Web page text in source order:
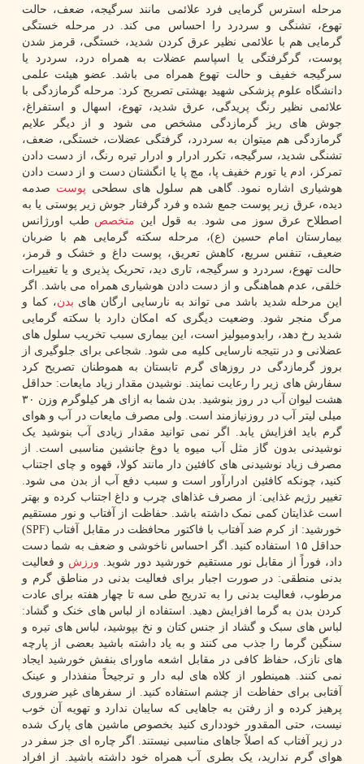
مرحله استرس گرمایی فرد علائمی مانند سرگیجه، ضعف، حالت
تهوع، تشنگی و سردرد را احساس می کند. در مرحله خستگی
گرمایی هم با علائمی نظیر عرق کردن شدید، خستگی، قرمز شدن
پوست، گرگرفتگی یا اسپاسم عضلات به همراه درد، سردرد یا
سرگیجه خفیف و حالت تهوع همراه می باشد. عضو هیئت علمی
دانشگاه علوم پزشکی شهید بهشتی تصریح کرد: مرحله گرمازدگی با
علائمی نظیر رنگ پریدگی، عرق شدید، تهوع، اسهال و استفراغ،
جوش های ریز گرمازدگی مشخص می شود و از دیگر علایم
گرمازدگی هم میتوان به سردرد، گرفتگی عضلات، خستگی، ضعف،
تشنگی شدید، سرگیجه، تکرر ادرار و ادرار تیره رنگ، از دست دادن
تمرکز، ادم یا تورم خفیف پا، مچ پا یا انگشتان دست و از دست دادن
هوشیاری اشاره نمود. گاهی هم سلول های سطحی پوست صدمه
دیده، عرق زیر پوست جمع شده و فرد گرفتار جوش زیر پوستی یا به
اصطلاح عرق سوز می شود. به قول این متخصص طب اورژانس
بیمارستان امام حسین (ع)، مرحله سکته گرمایی هم با ضربان
ضعیف، تنفس سریع، کاهش تعریق، پوست داغ و خشک و قرمز،
حالت تهوع، سردرد و سرگیجه، تاری دید، تحریک پذیری و یا تغییرات
خلقی، عدم هماهنگی و از دست دادن هوشیاری همراه می باشد. اگر
این مرحله شدید باشد می تواند به نارسایی ارگان های بدن، کما و
مرگ منجر شود. وضعیت دیگری که امکان دارد با سکته گرمایی
شدید رخ دهد، رابدومیولیز است، این بیماری سبب تخریب سلول های
عضلانی و در نتیجه نارسایی کلیه می شود. شجاعی برای جلوگیری از
بروز گرمازدگی در روزهای گرم تابستان به هموطنان تصریح کرد
سفارش های زیر را رعایت نمایند. نوشیدن مقدار زیاد مایعات: حداقل
هشت لیوان آب در روز بنوشید. بدن شما به ازای هر کیلوگرم وزن ۳۰
میلی لیتر آب در روزنیازمند است. ولی مصرف مایعات در آب و هوای
گرم باید افزایش یابد. اگر نمی توانید مقدار زیادی آب بنوشید یک
نوشیدنی بدون گاز مثل آب میوه یا دوغ جانشین مناسبی است. از
مصرف زیاد نوشیدنی های کافئین دار مانند کولا، قهوه و چای اجتناب
کنید، چونکه کافئین ادرارآور است و سبب دفع آب از بدن می شود.
تغییر رژیم غذایی: از مصرف غذاهای چرب و داغ اجتناب کرده و بهتر
است غذایتان کمی نمک داشته باشد. حفاظت از آفتاب و نور مستقیم
خورشید: از کرم ضد آفتاب با فاکتور محافظت در مقابل آفتاب (SPF)
حداقل ۱۵ استفاده کنید. اگر احساس ناخوشی و ضعف به شما دست
داد، فوراً از مقابل نور مستقیم خورشید دور شوید. ورزش و فعالیت
بدنی منطقی: در صورت اجبار برای فعالیت بدنی در مناطق گرم و
مرطوب، فعالیت بدنی را به تدریج طی سه تا چهار هفته برای عادت
کردن بدن به گرما افزایش دهید. استفاده از لباس های خنک و گشاد:
لباس های سبک و گشاد از جنس کتان و نخ بپوشید، لباس های تیره و
سنگین گرما را جذب می کنند و به یاد داشته باشید بعضی از پارچه
های نازک، حفاظ کافی در مقابل اشعه ماورای بنفش خورشید ایجاد
نمی کنند. همینطور از کلاه های لبه دار و ترجیحاً منفذدار و عینک
آفتابی برای حفاظت از چشم استفاده کنید. از سفرهای غیر ضروری
پرهیز کرده و از رفتن به جاهایی که سایبان ندارد و تهویه آن خوب
نیست، حتی المقدور خودداری کنید بخصوص ماشین های پارک شده
در زیر آفتاب که اصلاً جاهای مناسبی نیستند. اگر چاره ای جز سفر در
هوای گرم ندارید، یک بطری آب همراه خود داشته باشید. از افراد